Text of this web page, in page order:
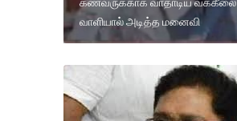
கணவருக்காக வாதாடிய வக்கீலை
வாளியால் அடித்த மனைவி